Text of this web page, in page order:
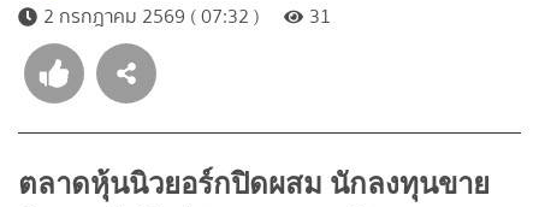
2 กรกฎาคม 2569 ( 07:32 )
31
ตลาดหุ้นนิวยอร์กปิดผสม นักลงทุนขาย